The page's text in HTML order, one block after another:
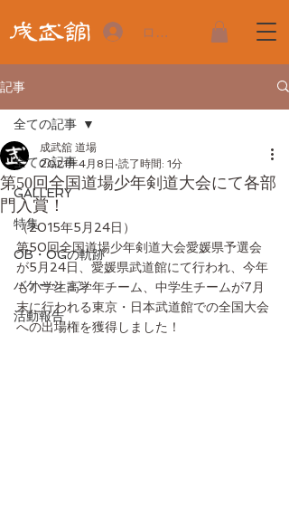
ログイン
記事
全ての記事
GALLERY
特集
OB・OGの軌跡
バケーション
活動報告
全ての記事
第50回全国道場少年剣道大会にて各部
門入賞！
成武舘 道場
2021年4月8日 読了時間: 1分
（2015年5月24日）
第50回全国道場少年剣道大会愛媛県予選会
が5月24日、愛媛県武道館にて行われ、今年
も小学生高学年チーム、中学生チームが7月
末に行われる東京・日本武道館での全国大会
への出場権を獲得しました！